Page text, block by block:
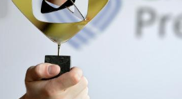
Untermenü
Untermenü
Untermenü